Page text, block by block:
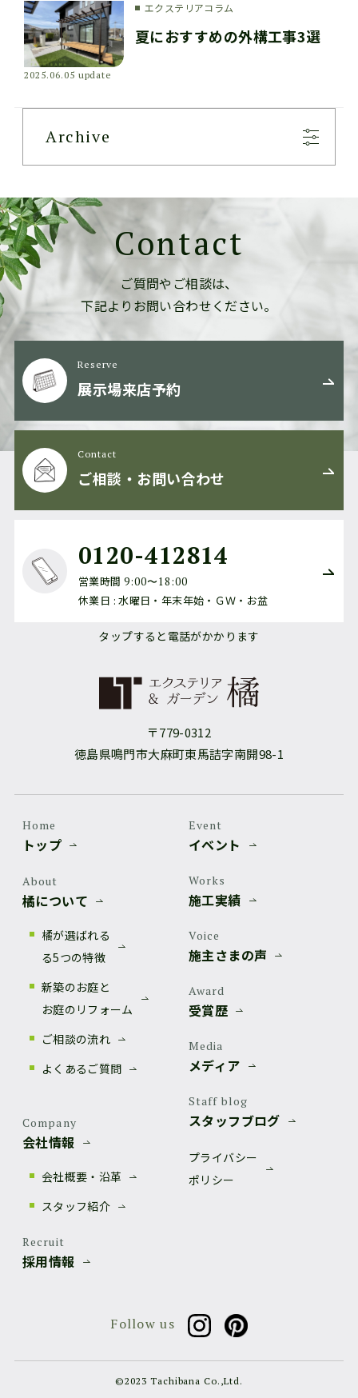
2025.06.05 update
エクステリアコラム
夏におすすめの外構工事3選
Archive
Contact
ご質問やご相談は、
下記よりお問い合わせください。
Reserve
展示場来店予約
Contact
ご相談・お問い合わせ
0120-412814
営業時間 9:00〜18:00
休業日 : 水曜日・年末年始・ＧＷ・お盆
タップすると電話がかかります
〒779-0312
徳島県鳴門市大麻町東馬詰字南開98-1
Home
トップ
About
橘について
橘が選ばれる
る5つの特徴
新築のお庭と
お庭のリフォーム
ご相談の流れ
よくあるご質問
Company
会社情報
会社概要・沿革
スタッフ紹介
Recruit
採用情報
Event
イベント
Works
施工実績
Voice
施主さまの声
Award
受賞歴
Media
メディア
Staff blog
スタッフブログ
プライバシー
ポリシー
Follow us
©2023 Tachibana Co.,Ltd.